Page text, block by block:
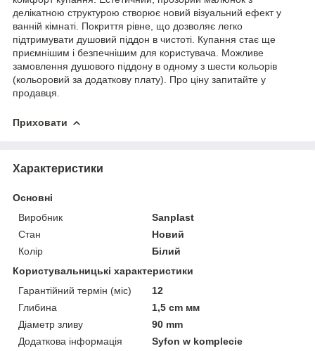
делікатною структурою створює новий візуальний ефект у
ванній кімнаті. Покриття рівне, що дозволяє легко
підтримувати душовий піддон в чистоті. Купання стає ще
приємнішим і безпечнішим для користувача. Можливе
замовлення душового піддону в одному з шести кольорів
(кольоровий за додаткову плату). Про ціну запитайте у
продавця.
Приховати
Характеристики
Основні
Виробник
Sanplast
Стан
Новий
Колір
Білий
Користувальницькі характеристики
Гарантійний термін (міс)
12
Глибина
1,5 cm мм
Діаметр зливу
90 mm
Додаткова інформація
Syfon w komplecie